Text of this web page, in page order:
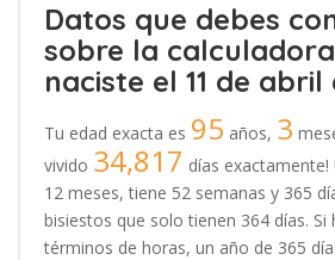
Datos que debes
sobre la
naciste el 11 de abril
Tu edad exacta es 95 años, 3
vivido 34,817 días
12 meses, tiene 52 semanas y 365
bisiestos que solo tienen 364 días. Si
términos de horas, un año de 365